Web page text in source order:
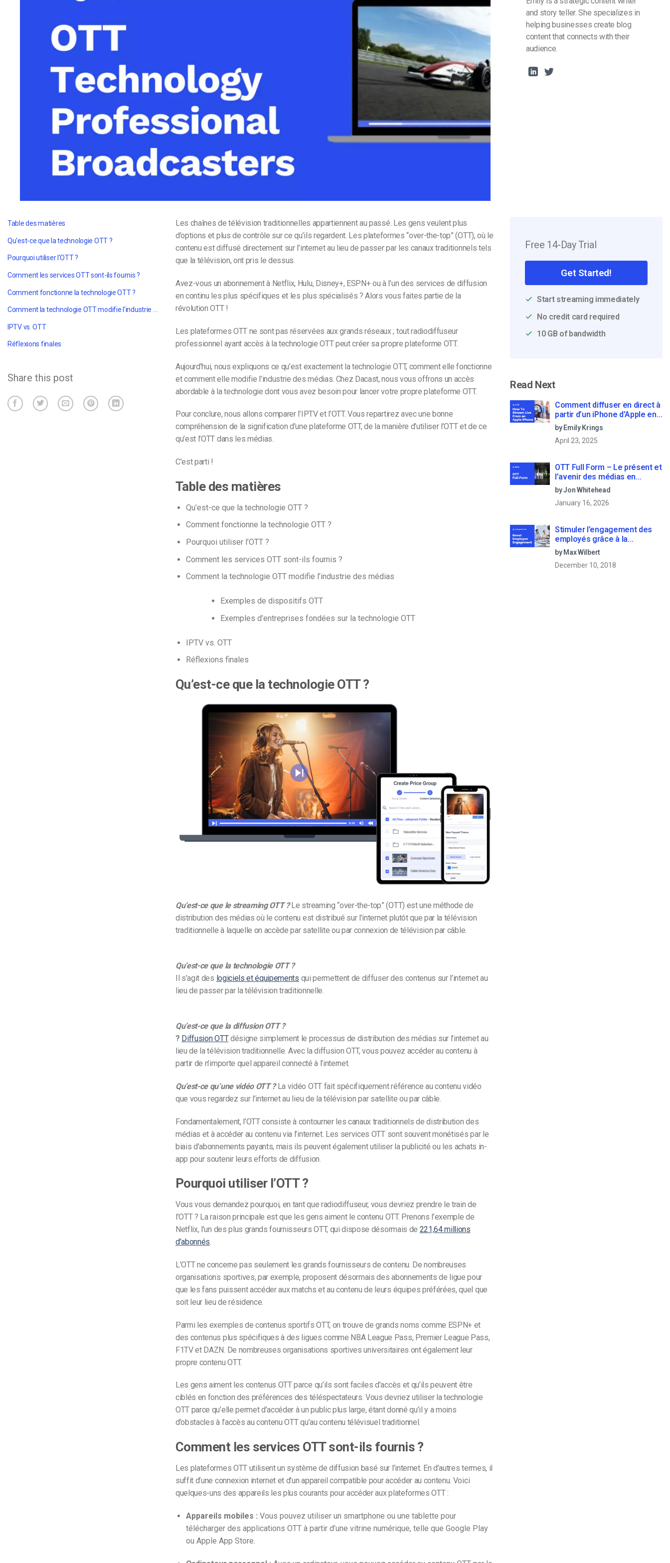
and story teller. She specializes in
helping businesses create blog
content that connects with their
audience.
Table des matières
Qu'est-ce que la technologie OTT ?
Pourquoi utiliser l'OTT ?
Comment les services OTT sont-ils fournis ?
Comment fonctionne la technologie OTT ?
Comment la technologie OTT modifie l'industrie des médias
IPTV vs. OTT
Réflexions finales
Share this post
Les chaînes de télévision traditionnelles appartiennent au passé. Les gens veulent plus
d’options et plus de contrôle sur ce qu’ils regardent. Les plateformes “over-the-top” (OTT), où le
contenu est diffusé directement sur l’internet au lieu de passer par les canaux traditionnels tels
que la télévision, ont pris le dessus.
Avez-vous un abonnement à Netflix, Hulu, Disney+, ESPN+ ou à l’un des services de diffusion
en continu les plus spécifiques et les plus spécialisés ? Alors vous faites partie de la
révolution OTT !
Les plateformes OTT ne sont pas réservées aux grands réseaux ; tout radiodiffuseur
professionnel ayant accès à la technologie OTT peut créer sa propre plateforme OTT.
Aujourd’hui, nous expliquons ce qu’est exactement la technologie OTT, comment elle fonctionne
et comment elle modifie l’industrie des médias. Chez Dacast, nous vous offrons un accès
abordable à la technologie dont vous avez besoin pour lancer votre propre plateforme OTT.
Pour conclure, nous allons comparer l’IPTV et l’OTT. Vous repartirez avec une bonne
compréhension de la signification d’une plateforme OTT, de la manière d’utiliser l’OTT et de ce
qu’est l’OTT dans les médias.
C’est parti !
Table des matières
Qu’est-ce que la technologie OTT ?
Comment fonctionne la technologie OTT ?
Pourquoi utiliser l’OTT ?
Comment les services OTT sont-ils fournis ?
Comment la technologie OTT modifie l’industrie des médias
Exemples de dispositifs OTT
Exemples d’entreprises fondées sur la technologie OTT
IPTV vs. OTT
Réflexions finales
Qu’est-ce que la technologie OTT ?
Qu’est-ce que le streaming OTT ?Le streaming “over-the-top” (OTT) est une méthode de
distribution des médias où le contenu est distribué sur l’internet plutôt que par la télévision
traditionnelle à laquelle on accède par satellite ou par connexion de télévision par câble.
Qu’est-ce que la technologie OTT ?
Il s’agit des logiciels et équipements qui permettent de diffuser des contenus sur l’internet au
lieu de passer par la télévision traditionnelle.
Qu’est-ce que la diffusion OTT ?
? Diffusion OTTdésigne simplement le processus de distribution des médias sur l’internet au
lieu de la télévision traditionnelle. Avec la diffusion OTT, vous pouvez accéder au contenu à
partir de n’importe quel appareil connecté à l’internet.
Qu’est-ce qu’une vidéo OTT ? La vidéo OTT fait spécifiquement référence au contenu vidéo
que vous regardez sur l’internet au lieu de la télévision par satellite ou par câble.
Fondamentalement, l’OTT consiste à contourner les canaux traditionnels de distribution des
médias et à accéder au contenu via l’internet. Les services OTT sont souvent monétisés par le
biais d’abonnements payants, mais ils peuvent également utiliser la publicité ou les achats in-
app pour soutenir leurs efforts de diffusion.
Pourquoi utiliser l’OTT ?
Vous vous demandez pourquoi, en tant que radiodiffuseur, vous devriez prendre le train de
l’OTT ? La raison principale est que les gens aiment le contenu OTT. Prenons l’exemple de
Netflix, l’un des plus grands fournisseurs OTT, qui dispose désormais de 221,64 millions
d’abonnés.
L’OTT ne concerne pas seulement les grands fournisseurs de contenu. De nombreuses
organisations sportives, par exemple, proposent désormais des abonnements de ligue pour
que les fans puissent accéder aux matchs et au contenu de leurs équipes préférées, quel que
soit leur lieu de résidence.
Parmi les exemples de contenus sportifs OTT, on trouve de grands noms comme ESPN+ et
des contenus plus spécifiques à des ligues comme NBA League Pass, Premier League Pass,
F1TV et DAZN. De nombreuses organisations sportives universitaires ont également leur
propre contenu OTT.
Les gens aiment les contenus OTT parce qu’ils sont faciles d’accès et qu’ils peuvent être
ciblés en fonction des préférences des téléspectateurs. Vous devriez utiliser la technologie
OTT parce qu’elle permet d’accéder à un public plus large, étant donné qu’il y a moins
d’obstacles à l’accès au contenu OTT qu’au contenu télévisuel traditionnel.
Comment les services OTT sont-ils fournis ?
Les plateformes OTT utilisent un système de diffusion basé sur l’internet. En d’autres termes, il
suffit d’une connexion internet et d’un appareil compatible pour accéder au contenu. Voici
quelques-uns des appareils les plus courants pour accéder aux plateformes OTT :
Appareils mobiles : Vous pouvez utiliser un smartphone ou une tablette pour
télécharger des applications OTT à partir d’une vitrine numérique, telle que Google Play
ou Apple App Store.
Free 14-Day Trial
Get Started!
Start streaming immediately
No credit card required
10 GB of bandwidth
Read Next
Comment diffuser en direct à
partir d’un iPhone d’Apple en
6 étapes faciles
by Emily Krings
April 23, 2025
OTT Full Form – Le présent et
l’avenir des médias en
continu
by Jon Whitehead
January 16, 2026
Stimuler l’engagement des
employés grâce à la
communication d’entreprise
en direct
by Max Wilbert
December 10, 2018